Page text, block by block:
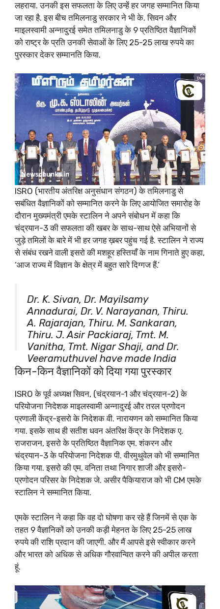
लहराया. उनकी इस सफलता के लिए उन्हें हर जगह सम्मानित किया
जा रहा है. इस बीच तमिलनाडु सरकार ने भी के. सिवन और
माइलस्वामी अन्नादुरई समेत तमिलनाडु के 9 प्रतिष्ठित वैज्ञानिकों
को राष्ट्र के प्रति उनकी सेवाओं के लिए 25-25 लाख रुपये का
पुरस्कार देकर सम्मानति किया.
ISRO (भारतीय अंतरिक्ष अनुसंधान संगठन) के तमिलनाडु से
सबंधित वैज्ञानिकों को सम्मानित करने के लिए आयोजित समारोह के
दौरान मुख्यमंत्री एमके स्टालिन ने अपने संबोधन में कहा कि
चंद्रयान-3 की सफलता की खबर के साथ-साथ ऐसे अभियानों से
जुड़े तमिलों के बारे में भी हर जगह ख़बर पहुंच गई है. स्टालिन ने राज्य
से संबंध रखने वाली इसरो की मशहूर हस्तियाँ के नाम गिनाते हुए कहा,
‘आज राज्य में विज्ञान के क्षेत्र में बहुत सारे दिग्गज हैं.’
Dr. K. Sivan, Dr. Mayilsamy
Annadurai, Dr. V. Narayanan, Thiru.
A. Rajarajan, Thiru. M. Sankaran,
Thiru. J. Asir Packiaraj, Tmt. M.
Vanitha, Tmt. Nigar Shaji, and Dr.
Veeramuthuvel have made India
and Tamil Nadu proud!
Honoured to felicitate these
remarkable space scientists…
pic.twitter.com/Bph9xNNxYc
— M.K.Stalin (@mkstalin)October 2,
2023
किन-किन वैज्ञानिकों को दिया गया पुरस्कार
ISRO के पूर्व अध्यक्ष सिवन, (चंद्रयान-1 और चंद्रयान-2) के
परियोजना निदेशक माइलस्वामी अन्नादुरई और तरल प्रणोदन
प्रणाली केंद्र-इसरो के निदेशक वी. नारायणन को सम्मानित किया
गया. इसके साथ ही सतीश धवन अंतरिक्ष केंद्र के निदेशक ए.
राजराजन, इसरो के प्रतिष्ठित वैज्ञानिक एम. शंकरन और
चंद्रयान-3 के परियोजना निदेशक पी. वीरमुथुवेल को भी सम्मानित
किया गया. इसरो की एम. वनिता तथा निगार शाजी और इसरो-
प्रणोदन परिसर के निदेशक जे. असीर पैकियाराज को भी CM एमके
स्टालिन ने सम्मानित किया.
एमके स्टालिन ने कहा कि वह दो घोषणा कर रहे हैं जिनमें से एक के
तहत 9 वैज्ञानिकों को उनकी कड़ी मेहनत के लिए 25-25 लाख
रुपये की राशि प्रदान की जाएगी. और मैं आपसे इसे स्वीकार करने
और भारत को अधिक से अधिक गौरवान्वित करने की अपील करता
हूं.